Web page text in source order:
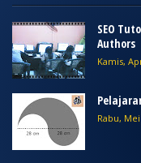
SEO
Authors
Kamis,
Rabu,